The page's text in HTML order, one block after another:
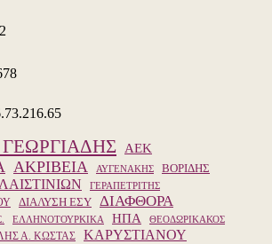
ΑΕΚ
ΑΚΡΙΒΕΙΑ ΑΥΓΕΝΑΚΗΣ ΒΟΡΙΔΗΣ
ΓΕΡΑΠΕΤΡΙΤΗΣ
ΔΙΑΛΥΣΗ ΕΣΥ ΔΙΑΦΘΟΡΑ
ΕΛΛΗΝΟΤΟΥΡΚΙΚΑ ΗΠΑ ΘΕΟΔΩΡΙΚΑΚΟΣ
Α. ΚΩΣΤΑΣ ΚΑΡΥΣΤΙΑΝΟΥ